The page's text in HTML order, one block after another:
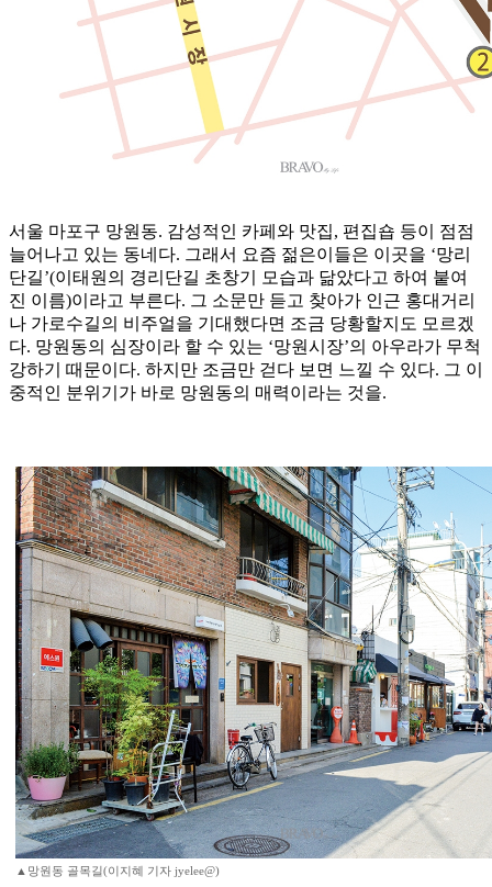
서울 마포구 망원동. 감성적인 카페와 맛집, 편집숍 등이 점점
늘어나고 있는 동네다. 그래서 요즘 젊은이들은 이곳을 ‘망리
단길’(이태원의 경리단길 초창기 모습과 닮았다고 하여 붙여
진 이름)이라고 부른다. 그 소문만 듣고 찾아가 인근 홍대거리
나 가로수길의 비주얼을 기대했다면 조금 당황할지도 모르겠
다. 망원동의 심장이라 할 수 있는 ‘망원시장’의 아우라가 무척
강하기 때문이다. 하지만 조금만 걷다 보면 느낄 수 있다. 그 이
중적인 분위기가 바로 망원동의 매력이라는 것을.
▲망원동 골목길(이지혜 기자 jyelee@)